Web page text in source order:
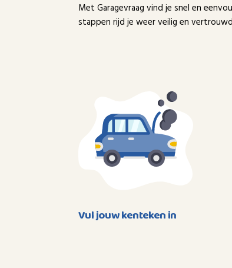
Met Garagevraag vind je snel en
stappen rijd je weer veilig en
Vul jouw kenteken in